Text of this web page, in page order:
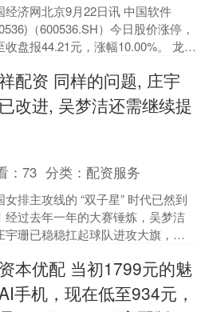
经济网北京9月22日讯 中国软件
（600536.SH）今日股价涨停，
收盘报44.21元，涨幅10.00%。 龙虎
配资 同样的问题, 庄宇
改进, 吴梦洁还需继续提
：73 分类：配资服务
女排主攻线的 “双子星” 时代已然到
经过去年一年的大赛锤炼，吴梦洁
宇珊已稳稳扛起球队进攻大旗，被
。可面对 “关....
本优配 当初1799元的魅
手机，现在低至934元，